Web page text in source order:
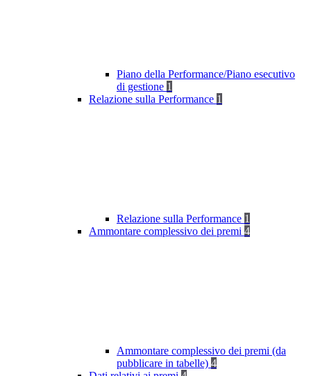
Piano della Performance/Piano esecutivo
di gestione 1
Relazione sulla Performance 1
Relazione sulla Performance 1
Ammontare complessivo dei premi 4
Ammontare complessivo dei premi (da
pubblicare in tabelle) 4